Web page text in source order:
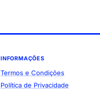
INFORMAÇÕES
Termos e Condições
Política de Privacidade